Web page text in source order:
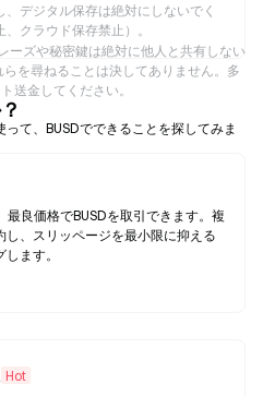
デジタル保存は絶対にしないでく
クラウド保存禁止）。
ーズや秘密鍵は絶対に他人と共有しない
を尋ねることは決してありません。多
送金してください。
て、BUSDでできることを探してみま
最良価格でBUSDを取引できます。複
、スリッページを最小限に抑える
ます。
Hot